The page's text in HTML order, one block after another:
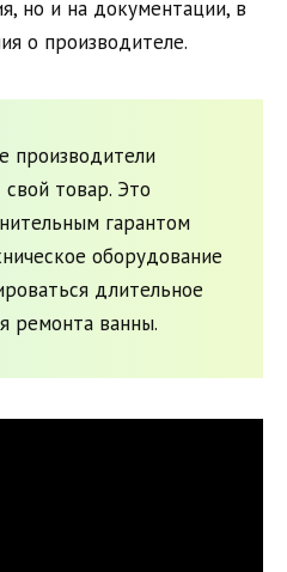
но и на документации, в
о производителе.
производители
товар. Это
гарантом
оборудование
длительное
ремонта ванны.